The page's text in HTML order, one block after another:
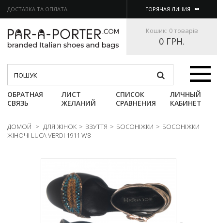
ДОСТАВКА ТА ОПЛАТА ГОРЯЧАЯ ЛИНИЯ
Кошик: 0 товарів
0 ГРН.
Категории
ОБРАТНАЯ
СВЯЗЬ
ЛИСТ
ЖЕЛАНИЙ
СПИСОК
СРАВНЕНИЯ
ЛИЧНЫЙ
КАБИНЕТ
ДОМОЙ > ДЛЯ ЖІНОК > ВЗУТТЯ > БОСОНІЖКИ > БОСОНІЖКИ
ЖІНОЧІ LUCA VERDI 1911 W8